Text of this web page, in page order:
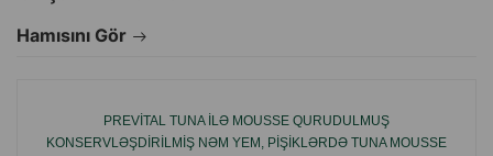
Hamısını Gör
PREVITAL TUNA ILƏ MOUSSE QURUDULMUŞ
KONSERVLƏŞDIRILMIŞ NƏM YEM, PIŞIKLƏRDƏ TUNA MOUSSE